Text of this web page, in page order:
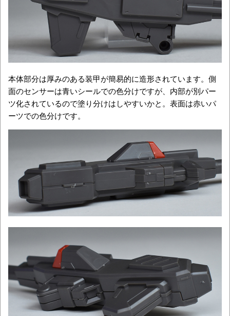
本体部分は厚みのある装甲が簡易的に造形されています。側
面のセンサーは青いシールでの色分けですが、内部が別パー
ツ化されているので塗り分けはしやすいかと。表面は赤いパ
ーツでの色分けです。